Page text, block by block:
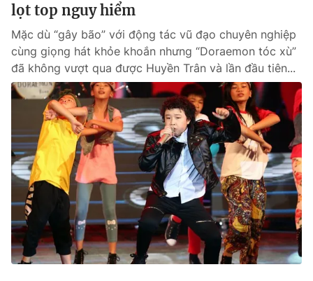
lọt top nguy hiểm
Mặc dù “gây bão” với động tác vũ đạo chuyên nghiệp
cùng giọng hát khỏe khoắn nhưng “Doraemon tóc xù”
đã không vượt qua được Huyền Trân và lần đầu tiên...